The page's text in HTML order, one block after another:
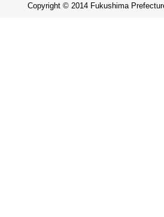
Copyright © 2014 Fukushima